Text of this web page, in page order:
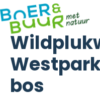
bos